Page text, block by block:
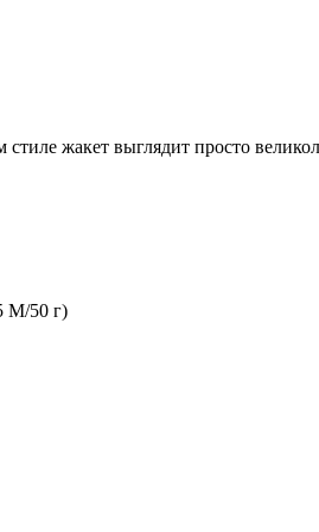
жакет выглядит просто
М/50 г)